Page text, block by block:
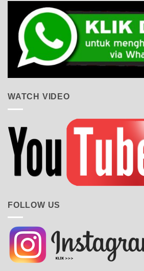
WATCH VIDEO
FOLLOW US